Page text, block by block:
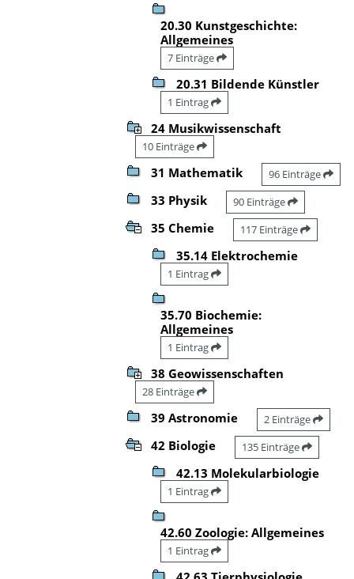
20.30 Kunstgeschichte:
Allgemeines
7 Einträge
20.31 Bildende Künstler
1 Eintrag
24 Musikwissenschaft
10 Einträge
31 Mathematik 96 Einträge
33 Physik 90 Einträge
35 Chemie 117 Einträge
35.14 Elektrochemie
1 Eintrag
35.70 Biochemie:
Allgemeines
1 Eintrag
38 Geowissenschaften
28 Einträge
39 Astronomie 2 Einträge
42 Biologie 135 Einträge
42.13 Molekularbiologie
1 Eintrag
42.60 Zoologie: Allgemeines
1 Eintrag